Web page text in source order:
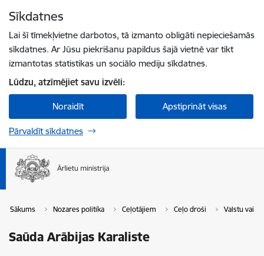
Sīkdatnes
Lai šī tīmekļvietne darbotos, tā izmanto obligāti nepieciešamās
sīkdatnes. Ar Jūsu piekrišanu papildus šajā vietnē var tikt
izmantotas statistikas un sociālo mediju sīkdatnes.
Lūdzu, atzīmējiet savu izvēli:
Noraidīt Apstiprināt visas
Pārvaldīt sīkdatnes
Sākums Nozares politika Ceļotājiem Ceļo droši Valstu vai
Saūda Arābijas Karaliste